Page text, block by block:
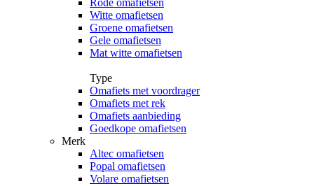
Rode omafietsen
Witte omafietsen
Groene omafietsen
Gele omafietsen
Mat witte omafietsen
Type
Omafiets met voordrager
Omafiets met rek
Omafiets aanbieding
Goedkope omafietsen
Merk
Altec omafietsen
Popal omafietsen
Volare omafietsen